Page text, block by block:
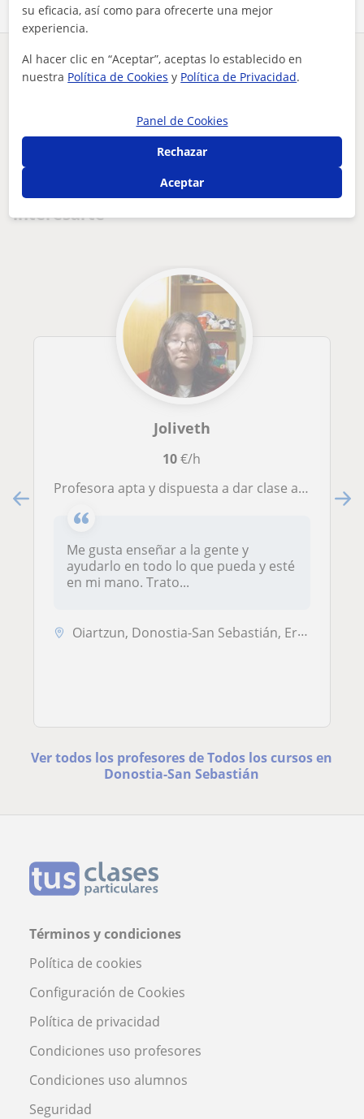
¿Hay algún error en este perfil?Cuéntanos
quieres tener una clase divertida no esperes a conocerme
Otros profesores de Todos los cursos en
Donostia-San Sebastián que pueden
interesarte
Joliveth
10€/h
Profesora apta y dispuesta a dar clase a perdonas se todas las edades, paciente y dispuesta a ayudar
Me gusta enseñar a la gente y
ayudarlo en todo lo que pueda y esté
en mi mano. Trato...
Oiartzun, Donostia-San Sebastián, Errenteria, Irun, Lezo, Pasaia
Ver todos los profesores de Todos los cursos en
Donostia-San Sebastián
Términos y condiciones
Política de cookies
Configuración de Cookies
Política de privacidad
Condiciones uso profesores
Condiciones uso alumnos
Seguridad
su eficacia, así como para ofrecerte una mejor
experiencia.
Al hacer clic en “Aceptar”, aceptas lo establecido en
nuestra Política de Cookies y Política de Privacidad.
Panel de Cookies
Rechazar
Aceptar